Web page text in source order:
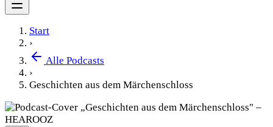
Start
›
Alle Podcasts
›
Geschichten aus dem Märchenschloss